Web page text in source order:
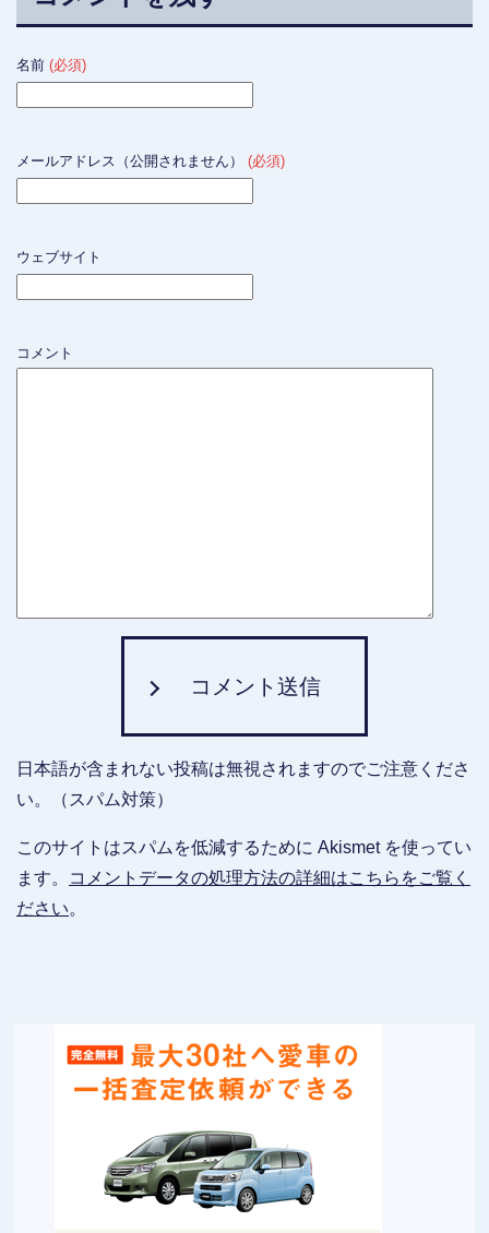
名前 (必須)
メールアドレス（公開されません） (必須)
ウェブサイト
コメント
コメント送信
日本語が含まれない投稿は無視されますのでご注意くださ
い。（スパム対策）
このサイトはスパムを低減するために Akismet を使ってい
ます。
コメントデータの処理方法の詳細はこちらをご覧く
ださい。